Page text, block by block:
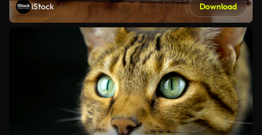
iStock Download